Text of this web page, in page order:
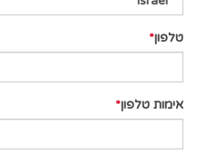
טלפון
אימות טלפון